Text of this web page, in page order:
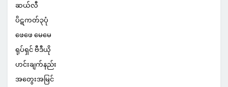
ဆယ်လီ
ပိဋကတ်၃ပုံ
ဖေဖေ မေမေ
ရုပ်ရှင် ဗီဒီယို
ဟင်းချက်နည်း
အတွေးအမြင်